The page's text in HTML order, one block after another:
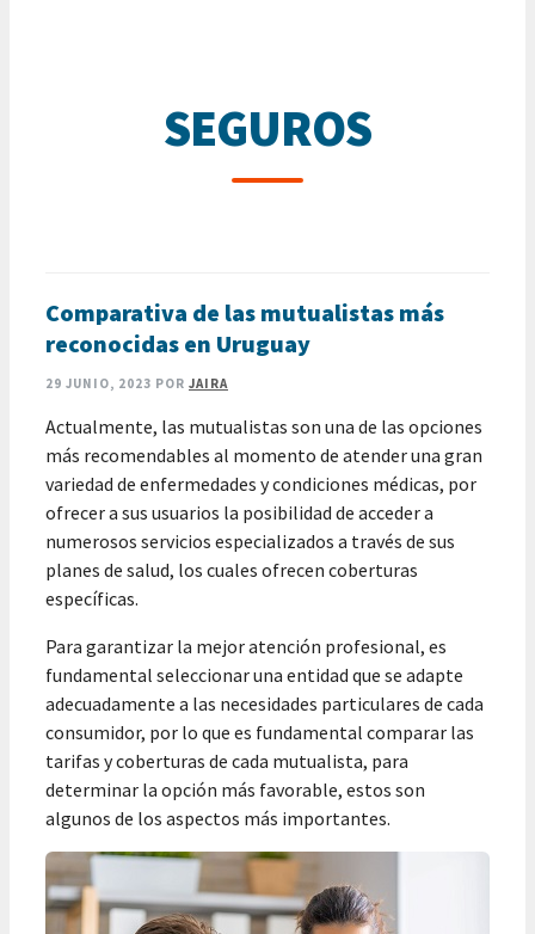
SEGUROS
Comparativa de las mutualistas más
reconocidas en Uruguay
29 JUNIO, 2023 POR JAIRA
Actualmente, las mutualistas son una de las opciones
más recomendables al momento de atender una gran
variedad de enfermedades y condiciones médicas, por
ofrecer a sus usuarios la posibilidad de acceder a
numerosos servicios especializados a través de sus
planes de salud, los cuales ofrecen coberturas
específicas.
Para garantizar la mejor atención profesional, es
fundamental seleccionar una entidad que se adapte
adecuadamente a las necesidades particulares de cada
consumidor, por lo que es fundamental comparar las
tarifas y coberturas de cada mutualista, para
determinar la opción más favorable, estos son
algunos de los aspectos más importantes.